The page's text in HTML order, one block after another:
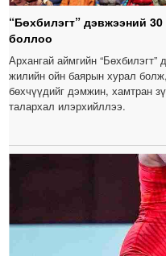
“Бөхбилэгт” дэвжээний
боллоо
Архангай аймгийн
жилийн ойн баярын хурал
бөхчүүдийг дэмжин, хамтран
талархал илэрхийллээ.